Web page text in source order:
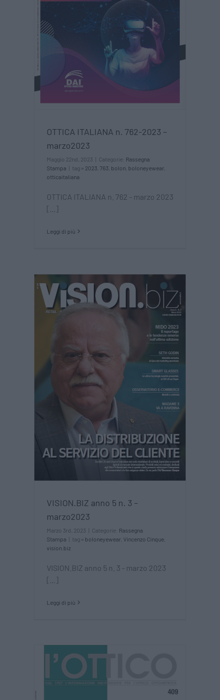
OTTICA ITALIANA n. 762-2023 –
marzo2023
Maggio 22nd, 2023 Categorie: Rassegna
Stampa
tag = 2023 763 bolon, boloneyewear,
otticaitaliana
OTTICA ITALIANA n. 762 - marzo 2023
[...]
Leggi di più
VISION.BIZ anno 5 n. 3 –
marzo2023
Marzo 3rd, 2023 Categorie: Rassegna
Stampa
tag = boloneyewear, Vincenzo Cinque,
vision.biz
VISION.BIZ anno 5 n. 3 - marzo 2023
[...]
Leggi di più